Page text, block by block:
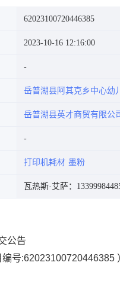
62023100720446385
2023-10-16 12:16:00
岳普湖县阿其克乡中心幼
岳普湖县英才商贸有限公
打印机耗材 墨粉
瓦热斯·艾萨：
公告
编号:62023100720446385